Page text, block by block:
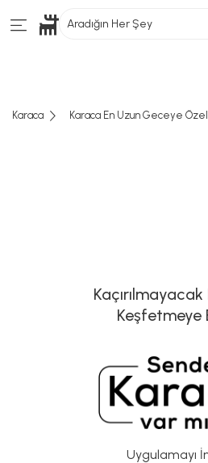
Aradığın Her Şey
Karaca Karaca En Uzun Geceye
Kaçırılmayacak
Keşfetmeye
Uygulamayı